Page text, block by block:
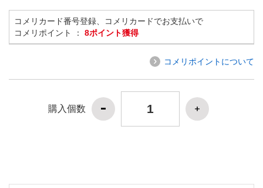
コメリカード番号登録、コメリカードでお支払いで
コメリポイント ： 8ポイント獲得
コメリポイントについて
購入個数